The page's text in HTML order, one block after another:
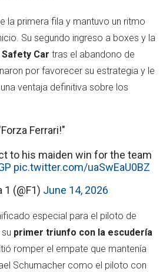
la primera fila y mantuvo un ritmo
Su segundo ingreso a boxes y la
Car tras el abandono de
por favorecer su estrategia y le
ventaja definitiva sobre los
Ferrari!"
to his maiden win for the team
pic.twitter.com/uaSwEaU0BZ
1 (@F1) June 14, 2026
especial para el piloto de
primer triunfo con la escudería
romper el empate que mantenía
Schumacher como el piloto con